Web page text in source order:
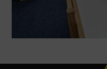
Themed gift
E-bikes Sharing